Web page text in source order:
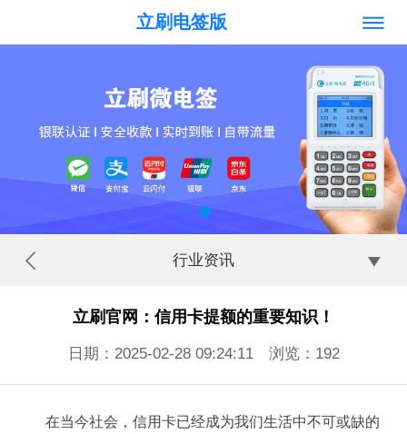
立刷电签版
行业资讯
立刷官网：信用卡提额的重要知识！
日期：2025-02-28 09:24:11 浏览： 192
在当今社会，信用卡已经成为我们生活中不可或缺的